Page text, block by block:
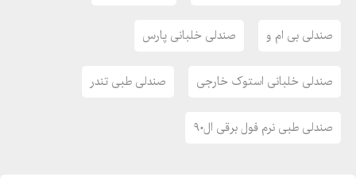
صندلی بی ام و صندلی خلبانی پارس
صندلی خلبانی استوک خارجی صندلی طبی تندر
صندلی طبی نرم فول برقی ال۹۰